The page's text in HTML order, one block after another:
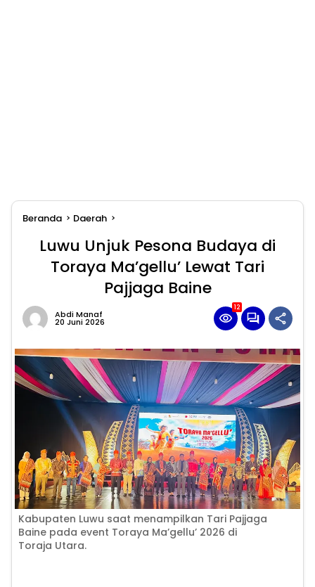
Beranda Daerah
Luwu Unjuk Pesona Budaya di
Toraya Ma’gellu’ Lewat Tari
Pajjaga Baine
Abdi Manaf
20 Juni 2026
12
Kabupaten Luwu saat menampilkan Tari Pajjaga
Baine pada event Toraya Ma’gellu’ 2026 di
Toraja Utara.